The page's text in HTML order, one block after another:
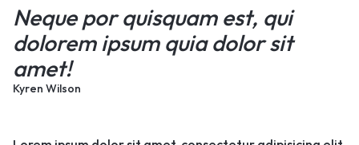
Neque por quisquam est, qui
dolorem ipsum quia dolor sit
amet!
Kyren Wilson